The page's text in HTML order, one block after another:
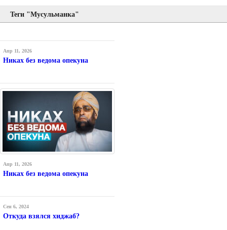
Теги "Мусульманка"
Апр 11, 2026
Никах без ведома опекуна
Апр 11, 2026
Никах без ведома опекуна
Сен 6, 2024
Откуда взялся хиджаб?